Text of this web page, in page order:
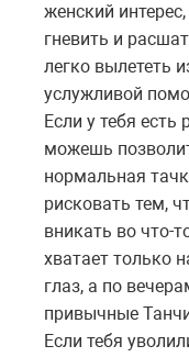
женский
гневить и
легко вылететь
услужливой
Если у тебя есть
можешь
нормальная
рисковать тем,
вникать во что-
хватает только
глаз, а по
привычные
Если тебя